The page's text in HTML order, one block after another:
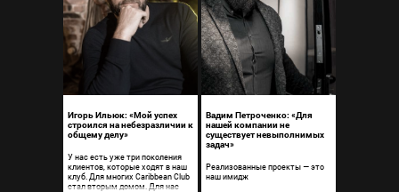
Игорь Ильюк: «Мой успех
строился на небезразличии к
общему делу»
У нас есть уже три поколения
клиентов, которые ходят в наш
клуб. Для многих Caribbean Club
стал вторым домом. Для нас
Вадим Петроченко: «Для
нашей компании не
существует невыполнимых
задач»
Реализованные проекты — это
наш имидж